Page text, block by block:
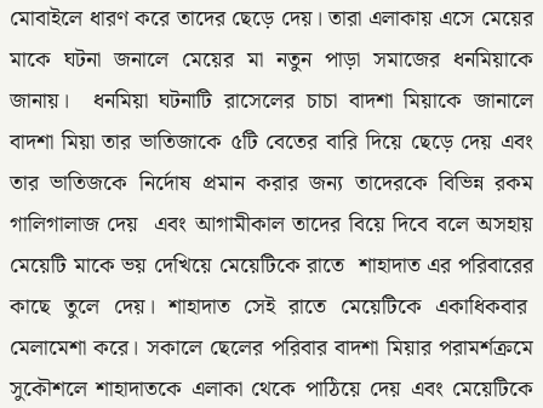
মোবাইলে ধারণ করে তাদের ছেড়ে দেয়। তারা এলাকায় এসে মেয়ের
মাকে ঘটনা জনালে মেয়ের মা নতুন পাড়া সমাজের ধনমিয়াকে
জানায়। ধনমিয়া ঘটনাটি রাসেলের চাচা বাদশা মিয়াকে জানালে
বাদশা মিয়া তার ভাতিজাকে ৫টি বেতের বারি দিয়ে ছেড়ে দেয় এবং
তার ভাতিজকে নির্দোষ প্রমান করার জন্য তাদেরকে বিভিন্ন রকম
গালিগালাজ দেয় এবং আগামীকাল তাদের বিয়ে দিবে বলে অসহায়
মেয়েটি মাকে ভয় দেখিয়ে মেয়েটিকে রাতে শাহাদাত এর পরিবারের
কাছে তুলে দেয়। শাহাদাত সেই রাতে মেয়েটিকে একাধিকবার
মেলামেশা করে। সকালে ছেলের পরিবার বাদশা মিয়ার পরামর্শক্রমে
সুকৌশলে শাহাদাতকে এলাকা থেকে পাঠিয়ে দেয় এবং মেয়েটিকে